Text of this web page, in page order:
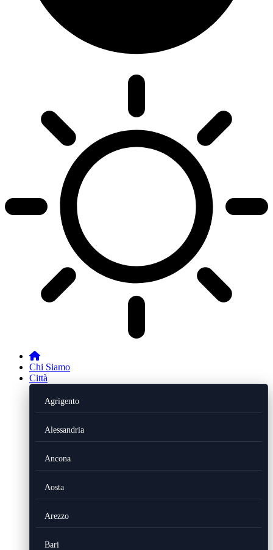
Chi Siamo
Città
Agrigento
Alessandria
Ancona
Aosta
Arezzo
Bari